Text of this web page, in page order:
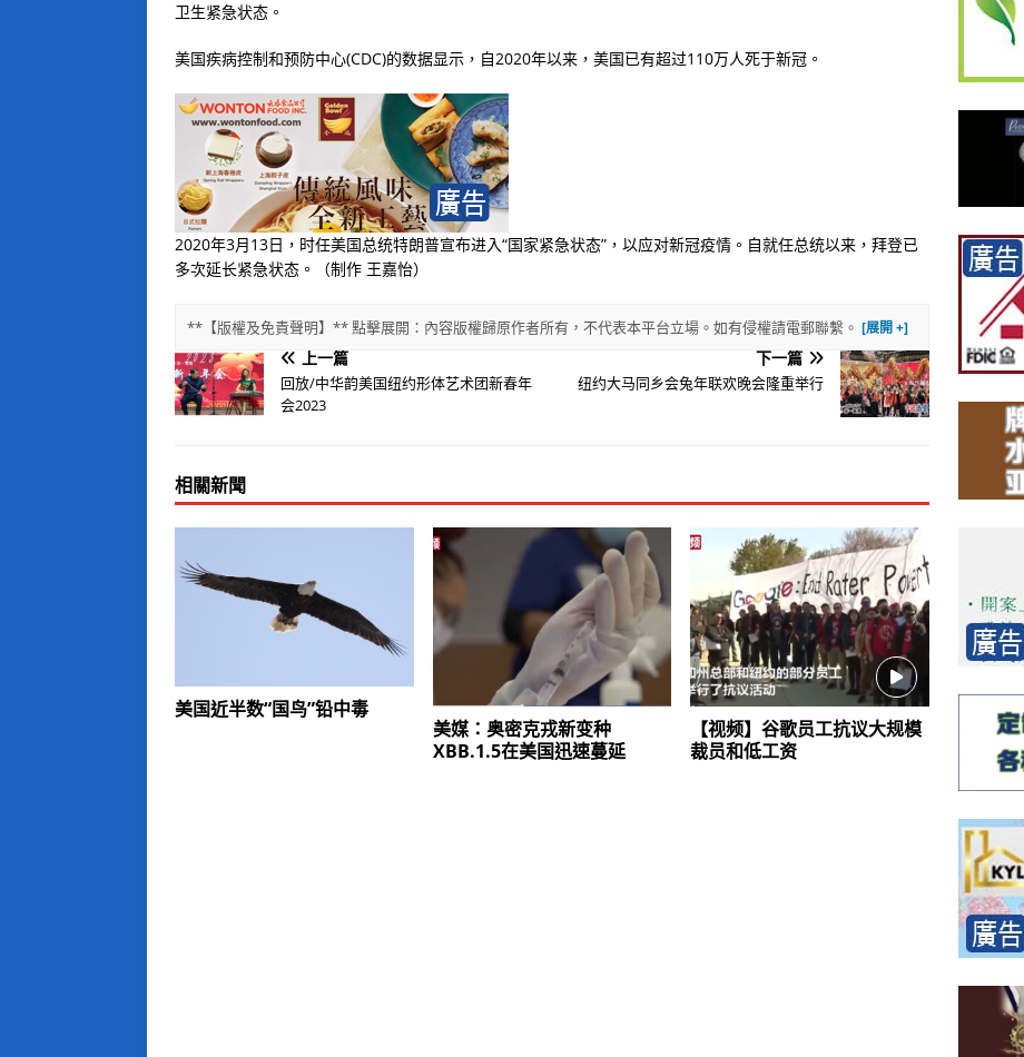
卫生紧急状态。
美国疾病控制和预防中心(CDC)的数据显示，自2020年以来，美国已有超过110万人死于新冠。
2020年3月13日，时任美国总统特朗普宣布进入“国家紧急状态”，以应对新冠疫情。自就任总统以来，拜登已
多次延长紧急状态。（制作 王嘉怡）
**【版權及免責聲明】** 點擊展開：內容版權歸原作者所有，不代表本平台立場。如有侵權請電郵聯繫。
上一篇
回放/中华韵美国纽约形体艺术团新春年
会2023
下一篇
纽约大马同乡会兔年联欢晚会隆重举行
相關新聞
美国近半数“国鸟”铅中毒
美媒：奥密克戎新变种
XBB.1.5在美国迅速蔓延
【视频】谷歌员工抗议大规模
裁员和低工资